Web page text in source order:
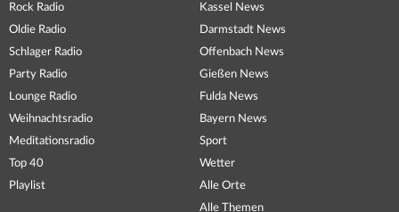
Rock Radio
Oldie Radio
Schlager Radio
Party Radio
Lounge Radio
Weihnachtsradio
Meditationsradio
Top 40
Playlist
Kassel News
Darmstadt News
Offenbach News
Gießen News
Fulda News
Bayern News
Sport
Wetter
Alle Orte
Alle Themen